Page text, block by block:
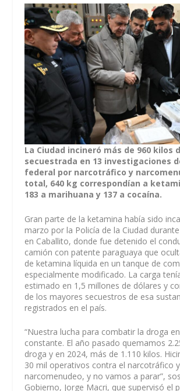
La Ciudad incineró más de 960 kilos
secuestrada en 13 investigaciones
federal por narcotráfico y
total, 640 kg correspondían a
183 a marihuana y 137 a cocaína.
Gran parte de la ketamina había sido
marzo por la Policía de la Ciudad
en Caballito, donde fue detenido el
camión con patente paraguaya que
de ketamina líquida en un tanque de
especialmente modificado. La carga
estimado en 1,5 millones de dólares y
de los mayores secuestros de esa
registrados en el país.
“Nuestra lucha para combatir la droga
constante. El año pasado quemamos
droga y en 2024, más de 1.110 kilos.
30 mil operativos contra el narcotráfico
narcomenudeo, y no vamos a parar”,
Gobierno, Jorge Macri, que supervisó el